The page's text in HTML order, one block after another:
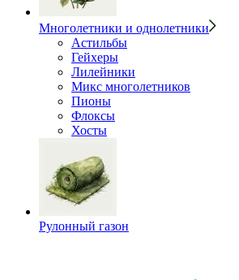
Многолетники и однолетники
Астильбы
Гейхеры
Лилейники
Микс многолетников
Пионы
Флоксы
Хосты
Рулонный газон